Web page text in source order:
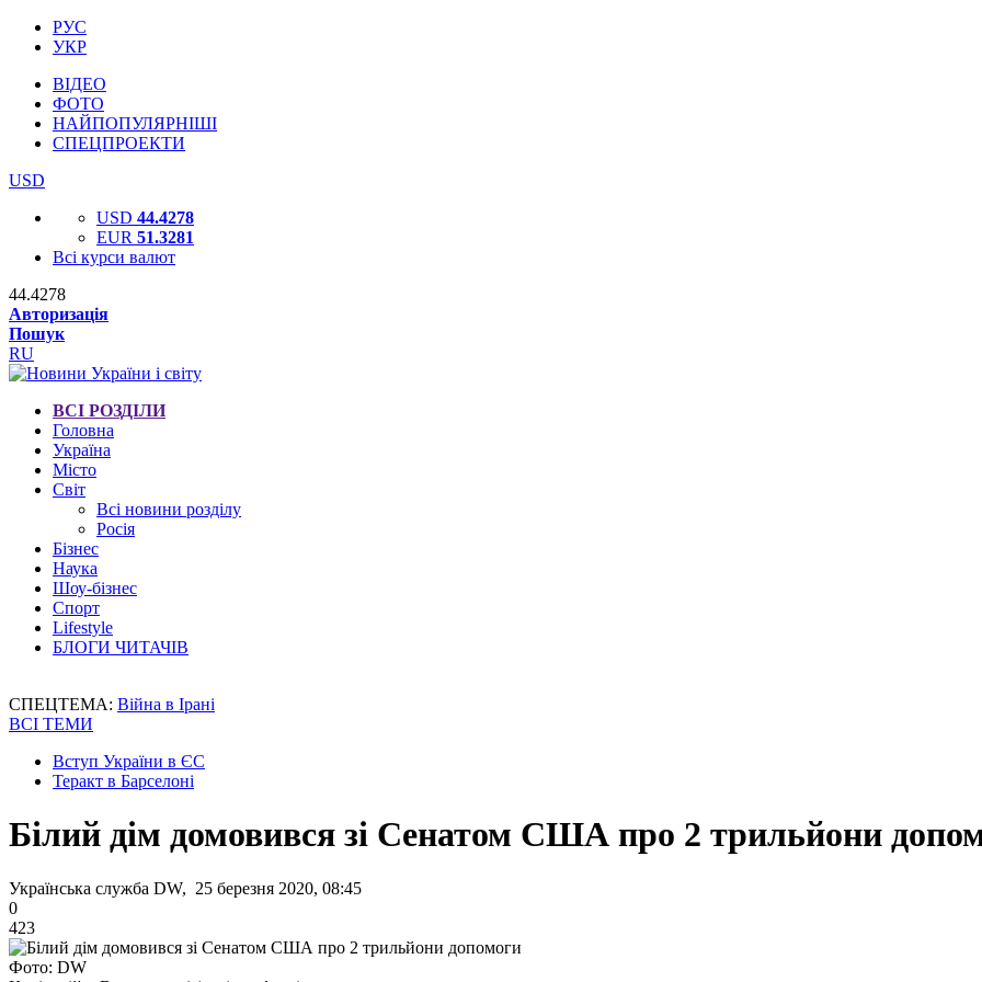
РУС
УКР
ВІДЕО
ФОТО
НАЙПОПУЛЯРНІШІ
СПЕЦПРОЕКТИ
USD
USD 44.4278
EUR 51.3281
Всі курси валют
44.4278
Авторизація
Пошук
RU
ВСІ РОЗДІЛИ
Головна
Україна
Місто
Світ
Всі новини розділу
Росія
Бізнес
Наука
Шоу-бізнес
Спорт
Lifestyle
БЛОГИ ЧИТАЧІВ
СПЕЦТЕМА: Війна в Ірані
ВСІ ТЕМИ
Вступ України в ЄС
Теракт в Барселоні
Білий дім домовився зі Сенатом США про 2 трильйони
Українська служба DW, 25 березня 2020, 08:45
0
423
Фото: DW